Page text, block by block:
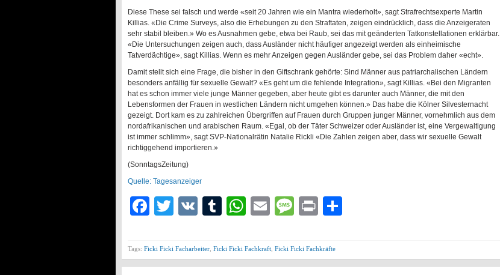
Diese These sei falsch und werde «seit 20 Jahren wie ein Mantra wiederholt», sagt Strafrechtsexperte Martin
Killias. «Die Crime Surveys, also die Erhebungen zu den Straftaten, zeigen eindrücklich, dass die Anzeigeraten
sehr stabil bleiben.» Wo es Ausnahmen gebe, etwa bei Raub, sei das mit geänderten Tatkonstellationen erklärbar.
«Die Untersuchungen zeigen auch, dass Ausländer nicht häufiger angezeigt werden als einheimische
Tatverdächtige», sagt Killias. Wenn es mehr Anzeigen gegen Ausländer gebe, sei das Problem daher «echt».
Damit stellt sich eine Frage, die bisher in den Giftschrank gehörte: Sind Männer aus patriarchalischen Ländern
besonders anfällig für sexuelle Gewalt? «Es geht um die fehlende Integration», sagt Killias. «Bei den Migranten
hat es schon immer viele junge Männer gegeben, aber heute gibt es darunter auch Männer, die mit den
Lebensformen der Frauen in westlichen Ländern nicht umgehen können.» Das habe die Kölner Silvesternacht
gezeigt. Dort kam es zu zahlreichen Übergriffen auf Frauen durch Gruppen junger Männer, vornehmlich aus dem
nordafrikanischen und arabischen Raum. «Egal, ob der Täter Schweizer oder Ausländer ist, eine Vergewaltigung
ist immer schlimm», sagt SVP-Nationalrätin Natalie Rickli «Die Zahlen zeigen aber, dass wir sexuelle Gewalt
richtiggehend importieren.»
(SonntagsZeitung)
Quelle: Tagesanzeiger
Facebook
Twitter
VK Tumblr
WhatsApp
EmailMessage
Print
Tags: Ficki Ficki Facharbeiter Ficki Ficki Fachkraft Ficki Ficki Fachkräfte